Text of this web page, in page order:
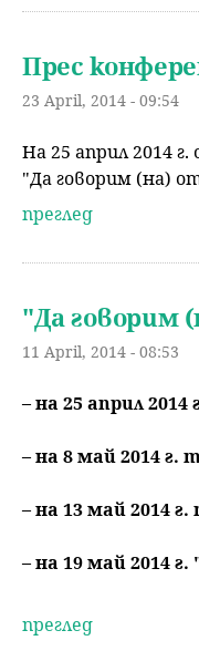
Прес
23 April, 2014 - 09:54
На 25 април 2014
"Да говорим (на)
преглед
"Да говорим
11 April, 2014 - 08:53
– на 25 април
– на 8 май 2014
– на 13 май 2014
– на 19 май 2014
преглед